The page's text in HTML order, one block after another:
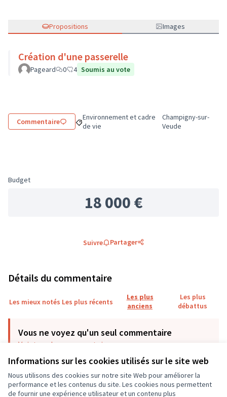
Informations sur les cookies utilisés sur le site web
Nous utilisons des cookies sur notre site Web pour améliorer la
performance et les contenus du site. Les cookies nous permettent
de fournir une expérience utilisateur et un contenu plus
Propositions Images
Création d'une passerelle
Pageard 0 4 Soumis au vote
Commentaire Filtrer les résultats de la catégorie :
Environnement et cadre
de vie
Filtrer les résultats
Champigny-sur-
Veude
Budget
18 000 €
Suivre Partager
Détails du commentaire
Les mieux notés Les plus récents
Les plus
anciens
Les plus
débattus
Vous ne voyez qu'un seul commentaire
Voir tous les commentaires
Commentaire 1508
Bayel Daniel01/12/2024 09:59 …